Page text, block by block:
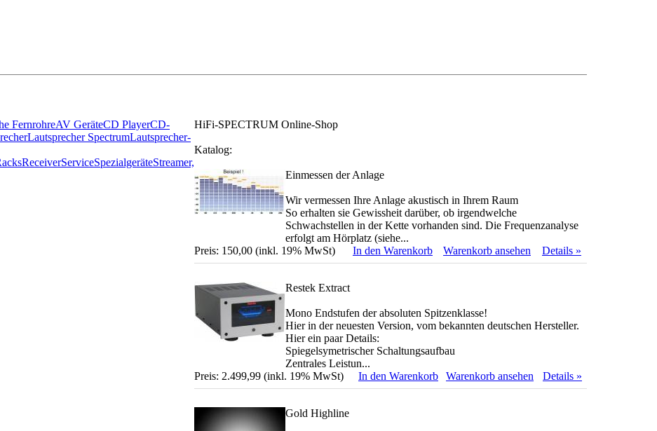
FernrohreAV GeräteCD PlayerCD-
Lautsprecher SpectrumLautsprecher-
ReceiverServiceSpezialgeräteStreamer,
HiFi-SPECTRUM Online-Shop
Katalog:
Einmessen der Anlage
Wir vermessen Ihre Anlage akustisch in Ihrem Raum
So erhalten sie Gewissheit darüber, ob irgendwelche
Schwachstellen in der Kette vorhanden sind. Die Frequenzanalyse
erfolgt am Hörplatz (siehe...
Preis: 150,00 (inkl. 19% MwSt)
In den Warenkorb Warenkorb ansehen Details »
Restek Extract
Mono Endstufen der absoluten Spitzenklasse!
Hier in der neuesten Version, vom bekannten deutschen Hersteller.
Hier ein paar Details:
Spiegelsymetrischer Schaltungsaufbau
Zentrales Leistun...
Preis: 2.499,99 (inkl. 19% MwSt)
In den Warenkorb Warenkorb ansehen Details »
Gold Highline